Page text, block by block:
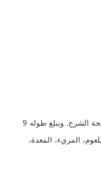
الجهاز الهضمي هو مجموعة من الأعضاء المجوفة التي تسمح بمرور وهضم الطعام من الفم إلى فتحة الشرج. ويبلغ طوله 9
المريء، المعدة،